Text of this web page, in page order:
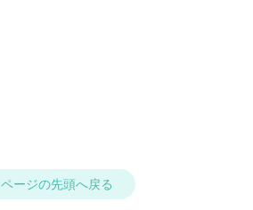
ページの先頭へ戻る